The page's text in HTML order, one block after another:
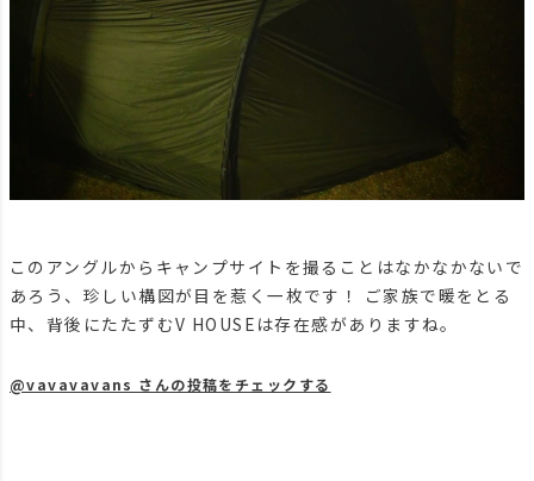
このアングルからキャンプサイトを撮ることはなかなかないで
あろう、珍しい構図が目を惹く一枚です！ ご家族で暖をとる
中、背後にたたずむV HOUSEは存在感がありますね。
@vavavavans さんの投稿をチェックする